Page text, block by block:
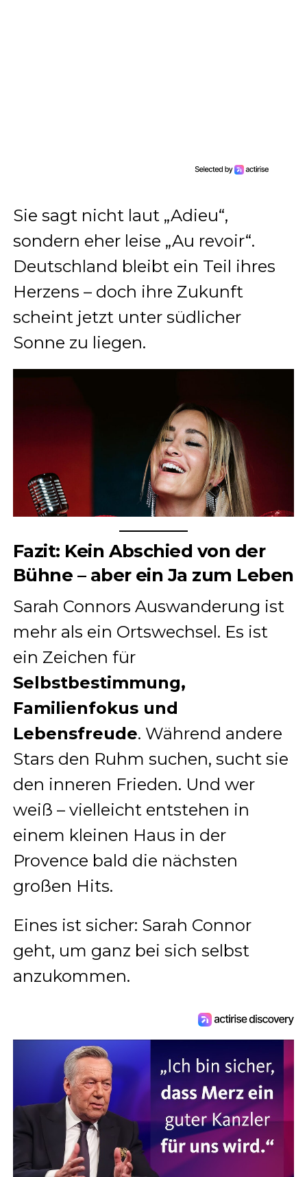
Sie sagt nicht laut „Adieu“,
sondern eher leise „Au revoir“.
Deutschland bleibt ein Teil ihres
Herzens – doch ihre Zukunft
scheint jetzt unter südlicher
Sonne zu liegen.
Fazit: Kein Abschied von der
Bühne – aber ein Ja zum Leben
Sarah Connors Auswanderung ist
mehr als ein Ortswechsel. Es ist
ein Zeichen für
Selbstbestimmung,
Familienfokus und
Lebensfreude. Während andere
Stars den Ruhm suchen, sucht sie
den inneren Frieden. Und wer
weiß – vielleicht entstehen in
einem kleinen Haus in der
Provence bald die nächsten
großen Hits.
Eines ist sicher: Sarah Connor
geht, um ganz bei sich selbst
anzukommen.